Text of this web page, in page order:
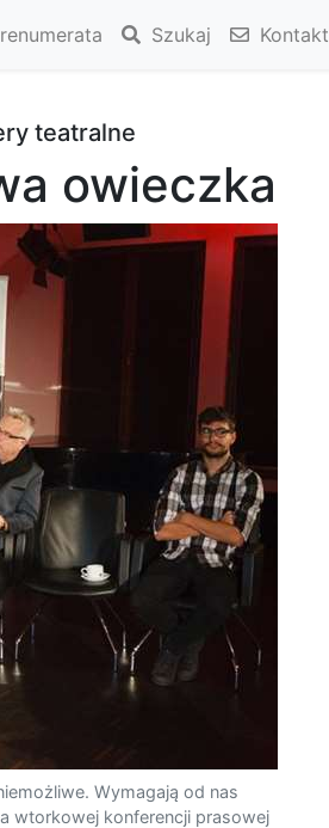
Szukaj Kontakt
teatralne
owieczka
Wymagają od nas
wtorkowej konferencji prasowej